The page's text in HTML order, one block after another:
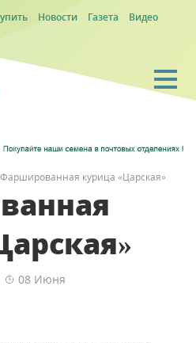
Новости Газета
Видео
Фаршированная курица «Царская»
08 Июня